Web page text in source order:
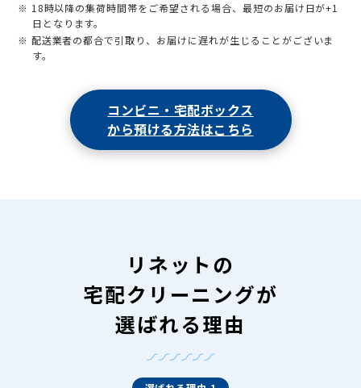
※ 18時以降の集荷時間帯をご希望される場合、最短のお届け日が+1
日となります。
※ 配送業者の都合で引取り、お届けに遅れが生じることがございま
す。
コンビニ・宅配ボックス
から預ける方法はこちら
リネットの
宅配クリーニングが
選ばれる理由